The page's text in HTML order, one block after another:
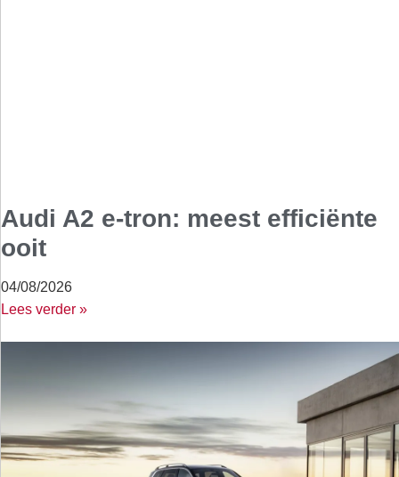
Audi A2 e-tron: meest efficiënte
ooit
04/08/2026
Lees verder »